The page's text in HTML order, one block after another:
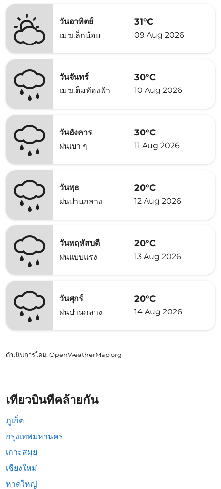
วันอาทิตย์
เมฆเล็กน้อย
31°C
09 Aug 2026
วันจันทร์
เมฆเต็มท้องฟ้า
30°C
10 Aug 2026
วันอังคาร
ฝนเบา ๆ
30°C
11 Aug 2026
วันพุธ
ฝนปานกลาง
20°C
12 Aug 2026
วันพฤหัสบดี
ฝนแบบแรง
20°C
13 Aug 2026
วันศุกร์
ฝนปานกลาง
20°C
14 Aug 2026
ดำเนินการโดย: OpenWeatherMap.org
เที่ยวบินที่คล้ายกัน
ภูเก็ต
กรุงเทพมหานคร
เกาะสมุย
เชียงใหม่
หาดใหญ่